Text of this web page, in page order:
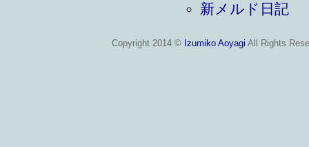
新メルド日記
Copyright 2014 © Izumiko Aoyagi All Rights